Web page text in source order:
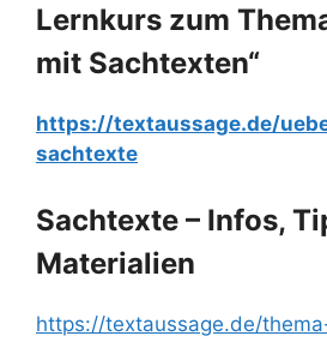
Lernkurs zum
mit Sachtexten“
https://textaussage.de/
sachtexte
Sachtexte – Infos,
Materialien
https://textaussage.de/